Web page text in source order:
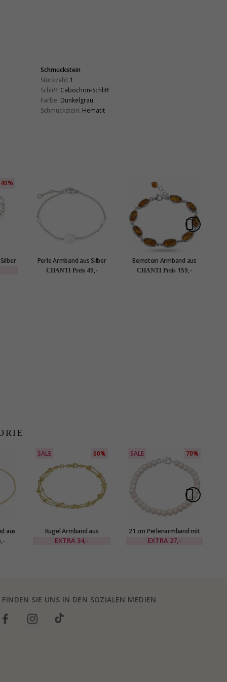
Schmuckstein
Stückzahl: 1
Schliff: Cabochon-Schliff
Farbe: Dunkelgrau
Schmuckstein: Hematit
40%
Perle Armband aus Silber
CHANTI Preis 49,-
Bernstein Armband aus
Silber
CHANTI Preis 159,-
aus
SALE 60%
Kugel Armband aus
vergoldetem Sterlingsilber
EXTRA34,-
SALE 70%
21 cm Perlenarmband mit
Süßwasserperle.
EXTRA 27,-
FINDEN SIE UNS IN DEN SOZIALEN MEDIEN